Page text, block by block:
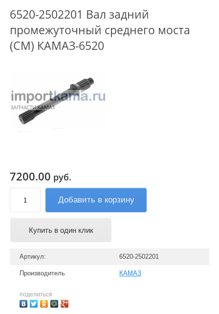
6520-2502201 Вал задний
промежуточный среднего моста
(СМ) КАМАЗ-6520
7200.00 руб.
Добавить в корзину
Купить в один клик
Артикул: 6520-2502201
Производитель КАМАЗ
поделиться